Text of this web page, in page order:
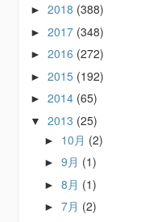
►2018 (388)
►2017 (348)
►2016 (272)
►2015 (192)
►2014 (65)
▼2013 (25)
► 10月 (2)
►9月 (1)
►8月 (1)
►7月 (2)